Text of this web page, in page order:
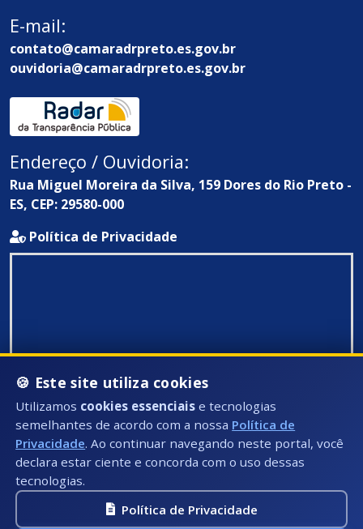
E-mail:
contato@camaradrpreto.es.gov.br
ouvidoria@camaradrpreto.es.gov.br
Endereço / Ouvidoria:
Rua Miguel Moreira da Silva, 159 Dores do Rio Preto -
ES, CEP: 29580-000
Política de Privacidade
🍪 Este site utiliza cookies
Utilizamos cookies essenciais e tecnologias
semelhantes de acordo com a nossa Política de
Privacidade. Ao continuar navegando neste portal, você
declara estar ciente e concorda com o uso dessas
tecnologias.
Política de Privacidade